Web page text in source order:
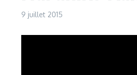
9 juillet 2015